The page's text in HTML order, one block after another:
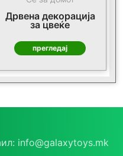
Дрвена декорација
за цвеќе
прегледај
info@galaxytoys.mk